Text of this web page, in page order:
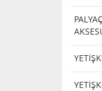
KLASİK
ŞAKA
FIRLAYAN